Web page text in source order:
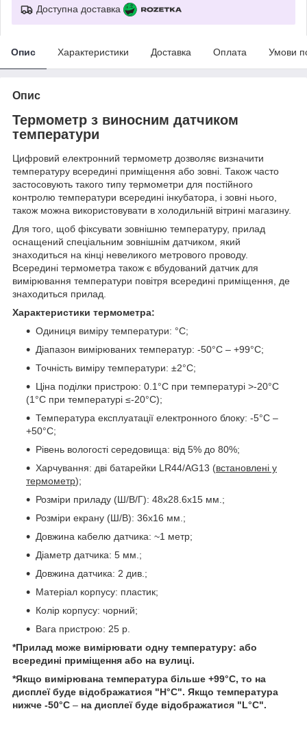
Доступна доставка
Опис Характеристики Доставка Оплата Умови
Опис
Термометр з виносним датчиком
температури
Цифровий електронний термометр дозволяє визначити
температуру всередині приміщення або зовні. Також часто
застосовують такого типу термометри для постійного
контролю температури всередині інкубатора, і зовні нього,
також можна використовувати в холодильній вітрині магазину.
Для того, щоб фіксувати зовнішню температуру, прилад
оснащений спеціальним зовнішнім датчиком, який
знаходиться на кінці невеликого метрового проводу.
Всередині термометра також є вбудований датчик для
вимірювання температури повітря всередині приміщення, де
знаходиться прилад.
Характеристики термометра:
Одиниця виміру температури: °C;
Діапазон вимірюваних температур: -50°C – +99°C;
Точність виміру температури: ±2°C;
Ціна поділки пристрою: 0.1°C при температурі >-20°C
(1°C при температурі ≤-20°C);
Температура експлуатації електронного блоку: -5°C –
+50°C;
Рівень вологості середовища: від 5% до 80%;
Харчування: дві батарейки LR44/AG13 (встановлені у
термометр);
Розміри приладу (Ш/В/Г): 48x28.6x15 мм.;
Розміри екрану (Ш/В): 36x16 мм.;
Довжина кабелю датчика: ~1 метр;
Діаметр датчика: 5 мм.;
Довжина датчика: 2 див.;
Матеріал корпусу: пластик;
Колір корпусу: чорний;
Вага пристрою: 25 р.
*Прилад може вимірювати одну температуру: або
всередині приміщення або на вулиці.
*Якщо вимірювана температура більше +99°C, то на
дисплеї буде відображатися "H°C". Якщо температура
нижче -50°C – на дисплеї буде відображатися "L°C".